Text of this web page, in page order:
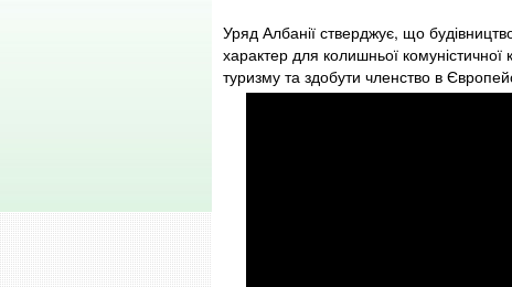
Уряд Албанії стверджує, що
характер для колишньої
туризму та здобути членство в